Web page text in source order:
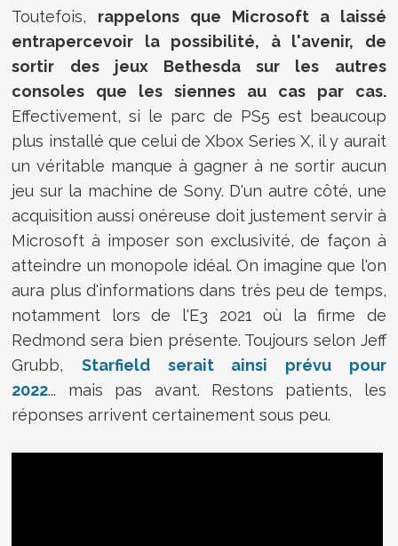
Toutefois, rappelons que Microsoft a laissé
entrapercevoir la possibilité, à l'avenir, de
sortir des jeux Bethesda sur les autres
consoles que les siennes au cas par cas.
Effectivement, si le parc de PS5 est beaucoup
plus installé que celui de Xbox Series X, il y aurait
un véritable manque à gagner à ne sortir aucun
jeu sur la machine de Sony. D'un autre côté, une
acquisition aussi onéreuse doit justement servir à
Microsoft à imposer son exclusivité, de façon à
atteindre un monopole idéal. On imagine que l'on
aura plus d'informations dans très peu de temps,
notamment lors de l'E3 2021 où la firme de
Redmond sera bien présente. Toujours selon Jeff
Grubb,Starfield serait ainsi prévu pour
2022... mais pas avant. Restons patients, les
réponses arrivent certainement sous peu.